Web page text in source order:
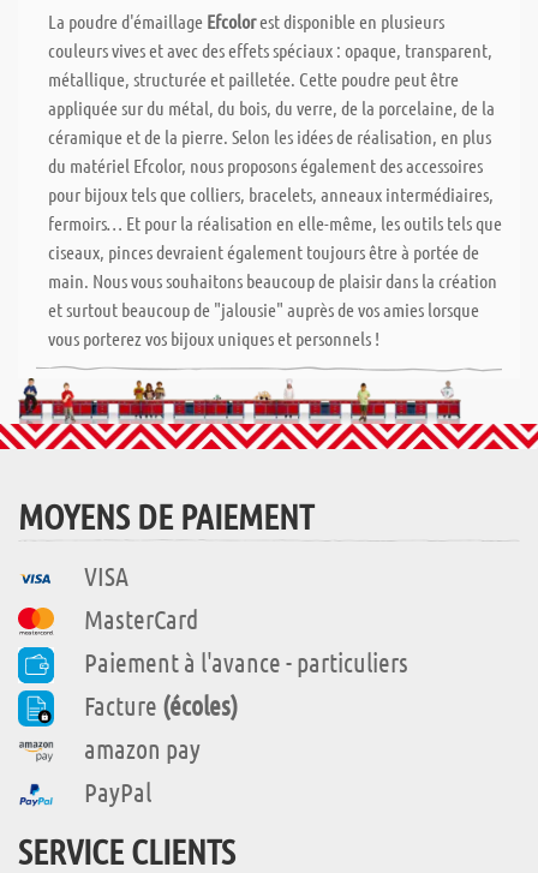
La poudre d'émaillage Efcolorest disponible en plusieurs
couleurs vives et avec des effets spéciaux : opaque, transparent,
métallique, structurée et pailletée. Cette poudre peut être
appliquée sur du métal, du bois, du verre, de la porcelaine, de la
céramique et de la pierre. Selon les idées de réalisation, en plus
du matériel Efcolor, nous proposons également des accessoires
pour bijoux tels que colliers, bracelets, anneaux intermédiaires,
fermoirs… Et pour la réalisation en elle-même, les outils tels que
ciseaux, pinces devraient également toujours être à portée de
main. Nous vous souhaitons beaucoup de plaisir dans la création
et surtout beaucoup de "jalousie" auprès de vos amies lorsque
vous porterez vos bijoux uniques et personnels !
MOYENS DE PAIEMENT
VISA
MasterCard
Paiement à l'avance - particuliers
Facture (écoles)
amazon pay
PayPal
SERVICE CLIENTS